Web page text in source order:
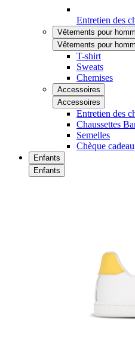
Entretien des
Vêtements pour
Vêtements pour
T-shirt
Sweats
Chemises
Accessoires
Accessoires
Entretien des
Chaussettes
Semelles
Chèque cadeau
Enfants
Enfants